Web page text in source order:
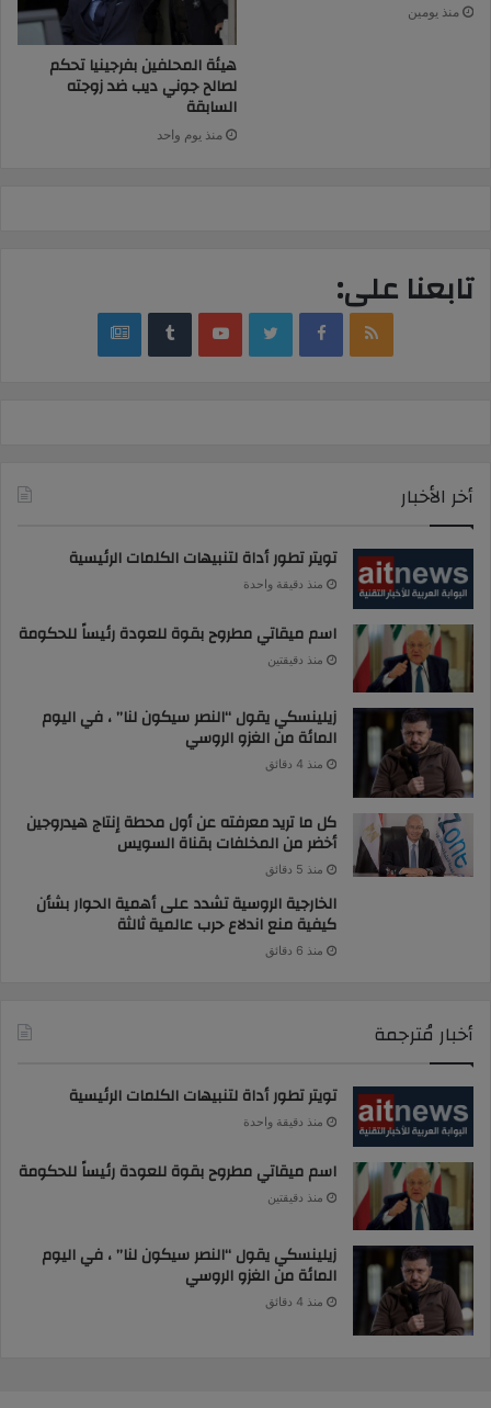
منذ يومين
هيئة المحلفين بفرجينيا تحكم
لصالح جوني ديب ضد زوجته
السابقة
منذ يوم واحد
تابعنا على:
RSS
Facebook
Twitter
YouTube
‏Tumblr
google
أخر الأخبار
تويتر تطور أداة لتنبيهات الكلمات الرئيسية
منذ دقيقة واحدة
اسم ميقاتي مطروح بقوة للعودة رئيساً للحكومة
منذ دقيقتين
زيلينسكي يقول “النصر سيكون لنا” ، في اليوم
المائة من الغزو الروسي
منذ 4 دقائق
كل ما تريد معرفته عن أول محطة إنتاج هيدروجين
أخضر من المخلفات بقناة السويس
منذ 5 دقائق
الخارجية الروسية تشدد على أهمية الحوار بشأن
كيفية منع اندلاع حرب عالمية ثالثة
منذ 6 دقائق
أخبار مُترجمة
تويتر تطور أداة لتنبيهات الكلمات الرئيسية
منذ دقيقة واحدة
اسم ميقاتي مطروح بقوة للعودة رئيساً للحكومة
منذ دقيقتين
زيلينسكي يقول “النصر سيكون لنا” ، في اليوم
المائة من الغزو الروسي
منذ 4 دقائق